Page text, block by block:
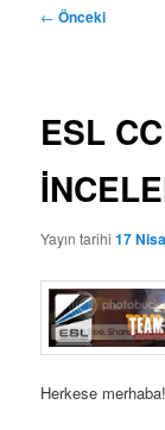
Yazı
← Önceki
ESL
Yayın tarihi17
Herkese merhaba!